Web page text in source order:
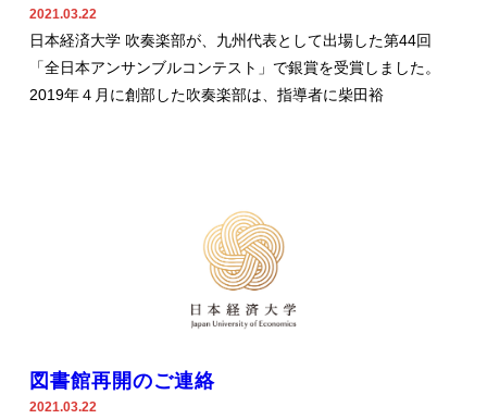
2021.03.22
日本経済大学 吹奏楽部が、九州代表として出場した第44回
「全日本アンサンブルコンテスト」で銀賞を受賞しました。
2019年４月に創部した吹奏楽部は、指導者に柴田裕
図書館再開のご連絡
2021.03.22